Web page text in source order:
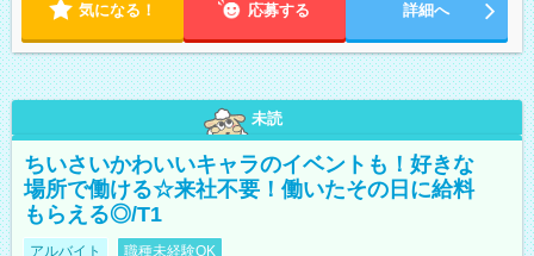
気になる！ 応募する 詳細へ
未読
ちいさいかわいいキャラのイベントも！好きな
場所で働ける☆来社不要！働いたその日に給料
もらえる◎/T1
アルバイト 職種未経験OK